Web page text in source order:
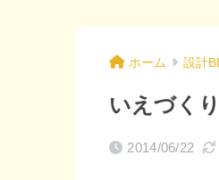
ホーム 設計
いえづく
2014/06/22